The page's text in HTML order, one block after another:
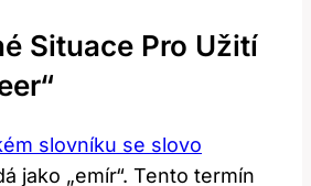
Situace⁣ Pro Užití⁤
⁣slovníku se slovo
jako „emír“. ⁣Tento termín